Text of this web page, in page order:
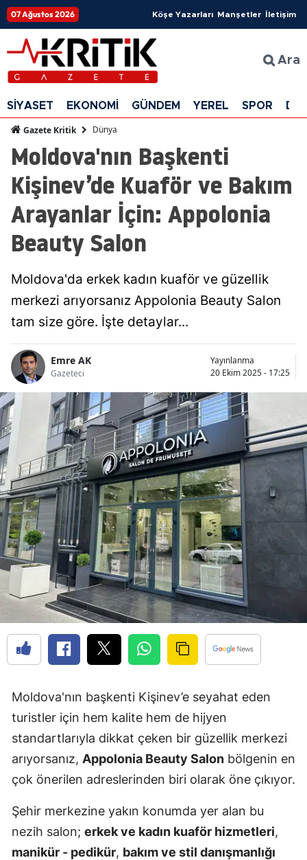
07 Ağustos 2026 Köşe Yazarları Manşetler İletişim
Ara
SİYASET EKONOMİ GÜNDEM YEREL SPOR
Gazete Kritik Dünya
Moldova'nın Başkenti
Kişinev’de Kuaför ve Bakım
Arayanlar İçin: Appolonia
Beauty Salon
Moldova'da erkek kadın kuaför ve güzellik
merkezi arıyorsanız Appolonia Beauty Salon
tam size göre. İşte detaylar...
Emre AK
Gazeteci
Yayınlanma
20 Ekim 2025 - 17:25
Moldova'nın başkenti Kişinev’e seyahat eden
turistler için hem kalite hem de hijyen
standartlarıyla dikkat çeken bir güzellik merkezi
arıyorsanız, Appolonia Beauty Salon bölgenin en
çok önerilen adreslerinden biri olarak öne çıkıyor.
Şehir merkezine yakın konumda yer alan bu
nezih salon; erkek ve kadın kuaför hizmetleri,
manikür - pedikür, bakım ve stil danışmanlığı